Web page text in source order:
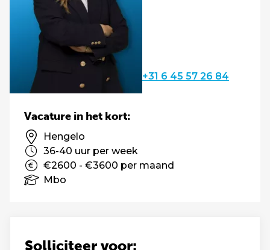
+31 6 45 57 26 84
Solliciteer voor:
Vacature in het kort:
Hengelo
36-40 uur per week
€2600 - €3600 per maand
Mbo